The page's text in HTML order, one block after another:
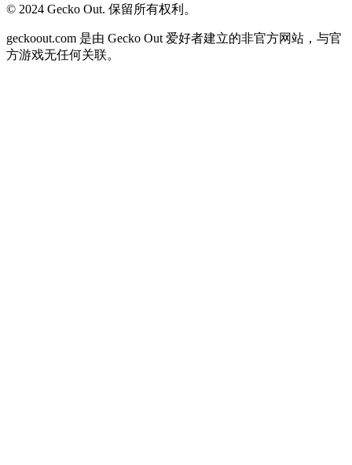
© 2024 Gecko Out. 保留所有权利。
geckoout.com 是由 Gecko Out 爱好者建立的非官方网站，与官
方游戏无任何关联。